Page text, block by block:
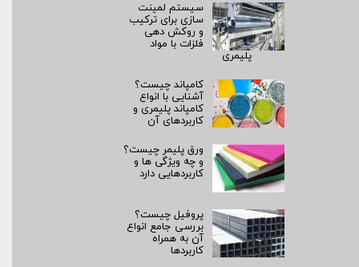
سیستم لمینت‌
سازی برای ترکیب
و روکش‌ دهی
فلزات با مواد
پلیمری
کامپاند چیست؟
آشنایی با انواع
کامپاند پلیمری و
کاربردهای آن
ورق پلیمر چیست؟
و چه ویژگی ها و
کاربردهایی دارد
پروفیل چیست؟
بررسی جامع انواع
آن به همراه
کاربردها